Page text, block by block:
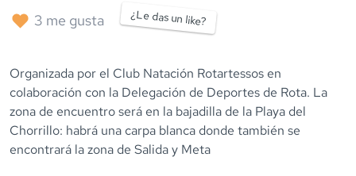
3 me gusta ¿Le das un like?
Organizada por el Club Natación Rotartessos en
colaboración con la Delegación de Deportes de Rota. La
zona de encuentro será en la bajadilla de la Playa del
Chorrillo: habrá una carpa blanca donde también se
encontrará la zona de Salida y Meta